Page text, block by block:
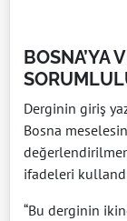
BOSNA’YA
Derginin giriş
Bosna
ifadeleri
“Bu derginin